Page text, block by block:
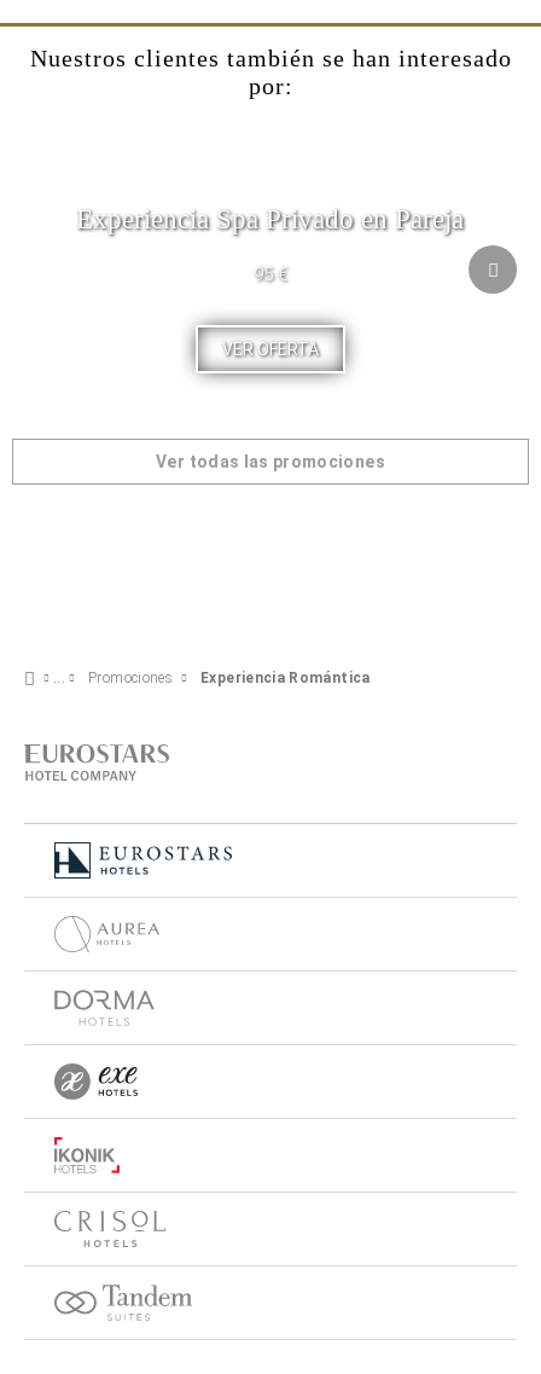
Nuestros clientes también se han interesado
por:
Experiencia Spa Privado en Pareja
95 €
VER OFERTA
Ver todas las promociones
Promociones Experiencia Romántica